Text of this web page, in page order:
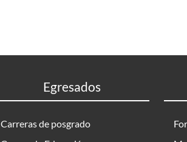
Egresados
Carreras de posgrado